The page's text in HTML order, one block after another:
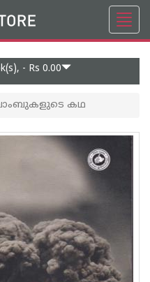
- Rs 0.00
കഥ